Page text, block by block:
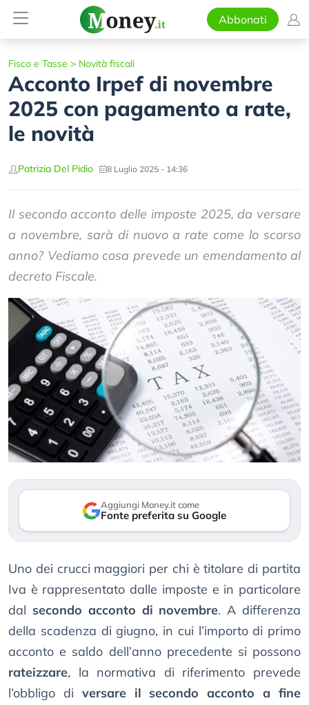
Abbonati
Fisco e Tasse > Novità fiscali
Acconto Irpef di novembre
2025 con pagamento a rate,
le novità
Patrizia Del Pidio 8 Luglio 2025 - 14:36
Il secondo acconto delle imposte 2025, da versare
a novembre, sarà di nuovo a rate come lo scorso
anno? Vediamo cosa prevede un emendamento al
decreto Fiscale.
Aggiungi Money.it come
Fonte preferita su Google
Uno dei crucci maggiori per chi è titolare di partita
Iva è rappresentato dalle imposte e in particolare
dal secondo acconto di novembre. A differenza
della scadenza di giugno, in cui l’importo di primo
acconto e saldo dell’anno precedente si possono
rateizzare, la normativa di riferimento prevede
l’obbligo di versare il secondo acconto a fine